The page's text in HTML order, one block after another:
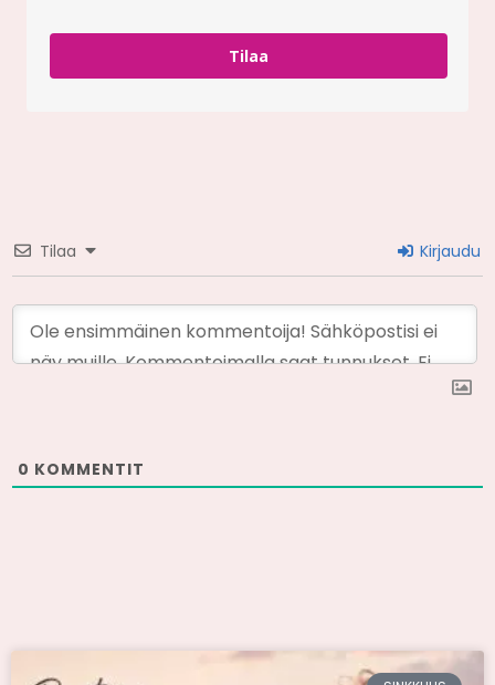
Tilaa
Tilaa Kirjaudu
0 KOMMENTIT